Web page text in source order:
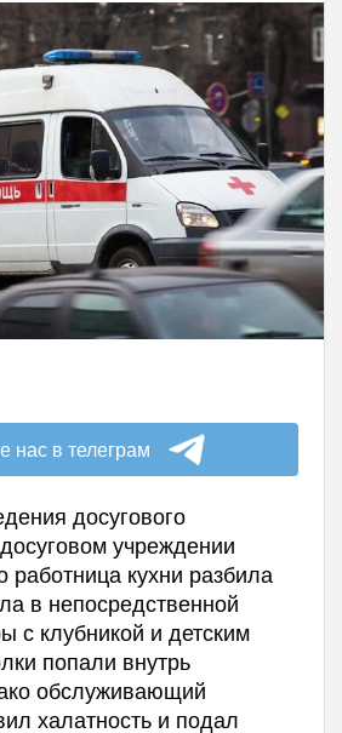
нас в телеграм
досугового
учреждении
работница кухни разбила
в непосредственной
с клубникой и детским
попали внутрь
обслуживающий
халатность и подал